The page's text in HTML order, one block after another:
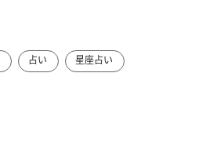
占い
星座占い